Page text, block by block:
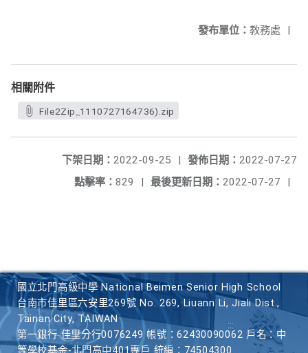
發布單位： 教務處 |
相關附件
File2Zip_1110727164736).zip
發佈日期： 2022-07-27
下架日期： 2022-09-25
|
最後更新日期： 2022-07-27 |
點擊率： 829 |
國立北門高級中學 National Beimen Senior High School
台南市佳里區六安里269號 No. 269, Liuann Li, Jiali Dist.,
Tainan City, TAIWAN
第一銀行 佳里分行0076249 帳號：62430090062 戶名：中
等學校基金-北門高中401專戶 統編：74504300